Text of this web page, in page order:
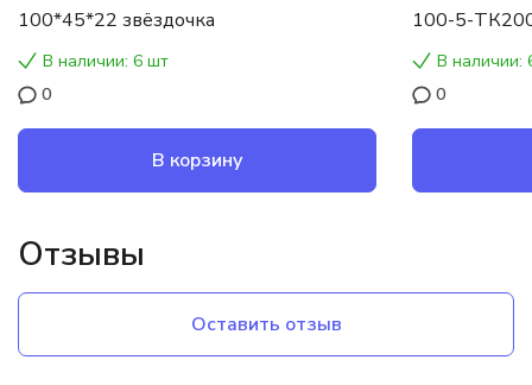
100*45*22 звёздочка
В наличии: 6 шт
0
В корзину
100-5-
В наличии:
0
Отзывы
Оставить отзыв